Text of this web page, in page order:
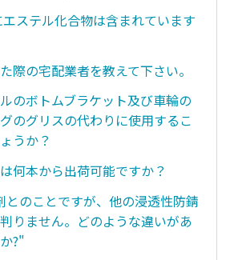
ステル化合物は含まれています
際の宅配業者を教えて下さい。
のボトムブラケット及び車輪の
のグリスの代わりに使用するこ
うか？
何本から出荷可能ですか？
とのことですが、他の浸透性防錆
りません。どのような違いがあ
?"